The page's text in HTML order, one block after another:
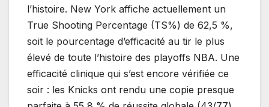
l’histoire. New York affiche actuellement un
True Shooting Percentage (TS%) de 62,5 %,
soit le pourcentage d’efficacité au tir le plus
élevé de toute l’histoire des playoffs NBA. Une
efficacité clinique qui s’est encore vérifiée ce
soir : les Knicks ont rendu une copie presque